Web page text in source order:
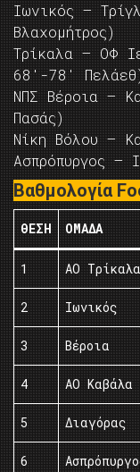
Ιωνικός –
Βλαχομήτρος)
Τρίκαλα – ΟΦ
68′-78′
ΝΠΣ Βέροια –
Πασάς)
Νίκη Βόλου –
Ασπρόπυργος –
Βαθμολογία
ΘΈΣΗ ΟΜΆΔΑ
1 ΑΟ Τρίκαλα
2 Ιωνικός
3 Βέροια
4 ΑΟ Καβάλα
5 Διαγόρας
6